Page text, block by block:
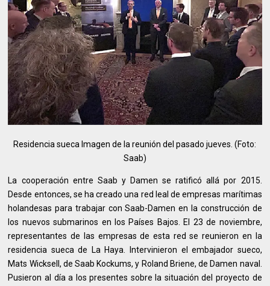
Residencia sueca Imagen de la reunión del pasado jueves. (Foto:
Saab)
La cooperación entre Saab y Damen se ratificó allá por 2015.
Desde entonces, se ha creado una red leal de empresas marítimas
holandesas para trabajar con Saab-Damen en la construcción de
los nuevos submarinos en los Países Bajos. El 23 de noviembre,
representantes de las empresas de esta red se reunieron en la
residencia sueca de La Haya. Intervinieron el embajador sueco,
Mats Wicksell, de Saab Kockums, y Roland Briene, de Damen naval.
Pusieron al día a los presentes sobre la situación del proyecto de